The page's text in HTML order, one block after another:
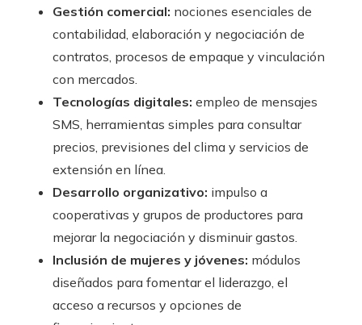
Gestión comercial: nociones esenciales de
contabilidad, elaboración y negociación de
contratos, procesos de empaque y vinculación
con mercados.
Tecnologías digitales: empleo de mensajes
SMS, herramientas simples para consultar
precios, previsiones del clima y servicios de
extensión en línea.
Desarrollo organizativo: impulso a
cooperativas y grupos de productores para
mejorar la negociación y disminuir gastos.
Inclusión de mujeres y jóvenes: módulos
diseñados para fomentar el liderazgo, el
acceso a recursos y opciones de